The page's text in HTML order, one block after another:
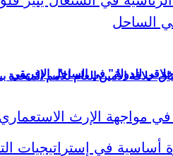
خلافة الأمين العام للأمم المتحدة
للدولة” في الساحل الإفريقي